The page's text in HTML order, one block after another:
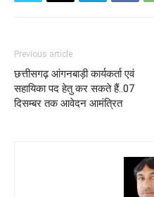
Previous article
छत्तीसगढ़ आंगनबाड़ी कार्यकर्ता एवं
सहायिका पद हेतु कर सकते हैं..07
दिसम्बर तक आवेदन आमंत्रित